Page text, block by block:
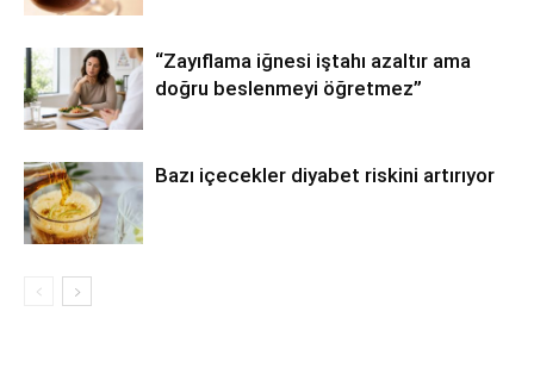
“Zayıflama iğnesi iştahı azaltır ama
doğru beslenmeyi öğretmez”
Bazı içecekler diyabet riskini artırıyor